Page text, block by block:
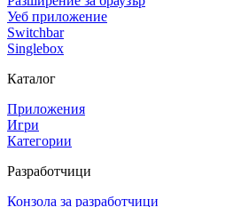
Уеб приложение
Switchbar
Singlebox
Каталог
Приложения
Игри
Категории
Разработчици
Конзола за разработчици